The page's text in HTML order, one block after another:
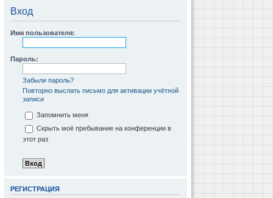
Вход
Имя пользователя:
Пароль:
Забыли пароль?
Повторно выслать письмо для активации учётной
записи
Запомнить меня
Скрыть моё пребывание на конференции в
этот раз
РЕГИСТРАЦИЯ